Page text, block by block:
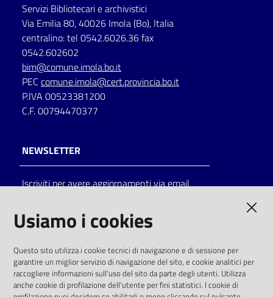
Seguici
su
on line
Eventi
Chiedi al
bibliotecario
Servizi Bibliotecari e archivistici
Via Emilia 80, 40026 Imola (Bo), Italia
centralino: tel 0542.6026.36 fax
0542.602602
bim@comune.imola.bo.it
PEC comune.imola@cert.provincia.bo.it
P.IVA 00523381200
C.F. 00794470377
NEWSLETTER
Iscriviti per avere aggiornamenti via email
solo alle condizioni previste dalla direttiva
comunitaria 2003/98/CE e dal d.lgs. 36/2006
Usiamo i cookies
Questo sito utilizza i cookie tecnici di navigazione e di sessione per
garantire un miglior servizio di navigazione del sito, e cookie analitici per
raccogliere informazioni sull'uso del sito da parte degli utenti. Utilizza
anche cookie di profilazione dell'utente per fini statistici. I cookie di